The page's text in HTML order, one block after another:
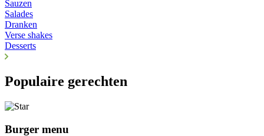
Sauzen
Salades
Dranken
Verse shakes
Desserts
Populaire gerechten
Burger menu